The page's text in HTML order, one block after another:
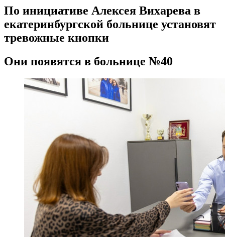
По инициативе Алексея Вихарева в
екатеринбургской больнице установят
тревожные кнопки
Они появятся в больнице №40